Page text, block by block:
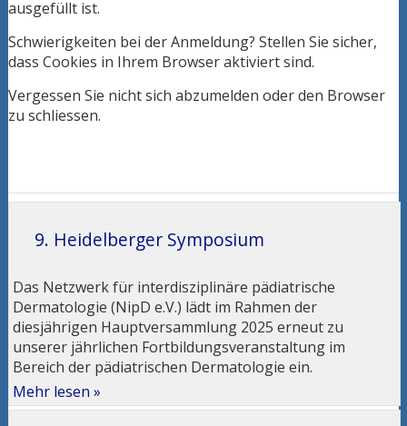
ausgefüllt ist.
Schwierigkeiten bei der Anmeldung? Stellen Sie sicher,
dass Cookies in Ihrem Browser aktiviert sind.
Vergessen Sie nicht sich abzumelden oder den Browser
zu schliessen.
9. Heidelberger Symposium
Das Netzwerk für interdisziplinäre pädiatrische
Dermatologie (NipD e.V.) lädt im Rahmen der
diesjährigen Hauptversammlung 2025 erneut zu
unserer jährlichen Fortbildungsveranstaltung im
Bereich der pädiatrischen Dermatologie ein.
Mehr lesen »